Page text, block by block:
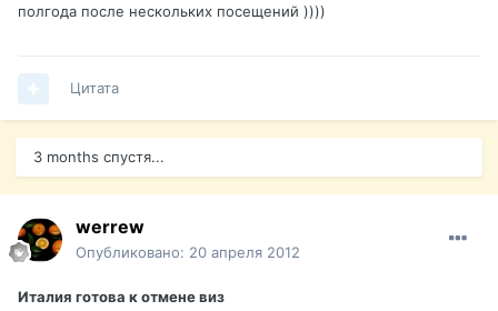
полгода после нескольких посещений ))))
Цитата
3 months спустя...
werrew
Опубликовано: 20 апреля 2012
Италия готова к отмене виз